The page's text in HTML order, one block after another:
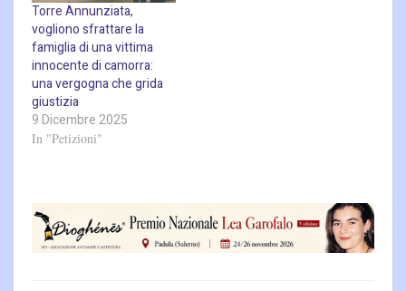
Torre Annunziata,
vogliono sfrattare la
famiglia di una vittima
innocente di camorra:
una vergogna che grida
giustizia
9 Dicembre 2025
In "Petizioni"